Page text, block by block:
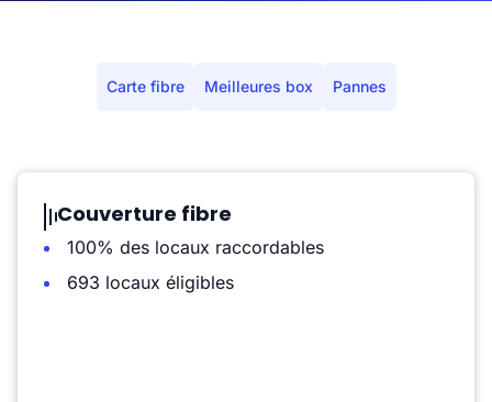
Carte fibre Meilleures box Pannes
Couverture fibre
100% des locaux raccordables
693 locaux éligibles